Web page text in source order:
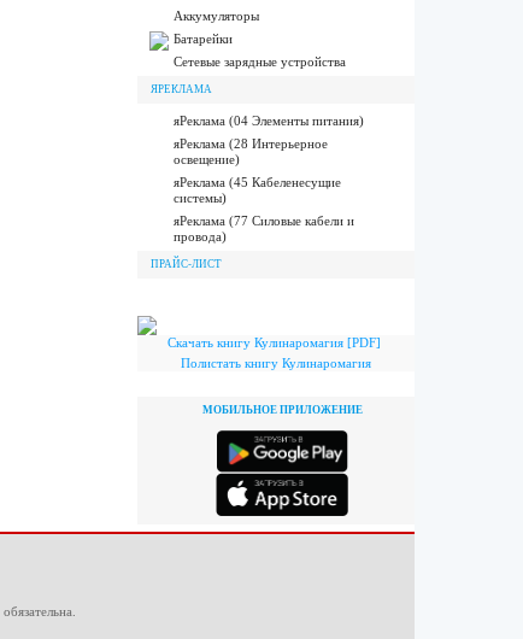
Аккумуляторы
Батарейки
Сетевые зарядные устройства
ЯРЕКЛАМА
яРеклама (04 Элементы питания)
яРеклама (28 Интерьерное
освещение)
яРеклама (45 Кабеленесущие
системы)
яРеклама (77 Силовые кабели и
провода)
ПРАЙС-ЛИСТ
Скачать книгу Кулинаромагия [PDF]
Полистать книгу Кулинаромагия
МОБИЛЬНОЕ ПРИЛОЖЕНИЕ
обязательна.